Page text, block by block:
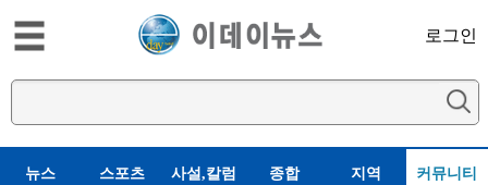
로그인
뉴스 스포츠 사설,칼럼 종합 지역 커뮤니티